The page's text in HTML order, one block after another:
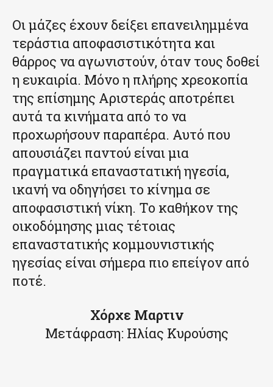
Οι μάζες έχουν δείξει επανειλημμένα
τεράστια αποφασιστικότητα και
θάρρος να αγωνιστούν, όταν τους δοθεί
η ευκαιρία. Μόνο η πλήρης χρεοκοπία
της επίσημης Αριστεράς αποτρέπει
αυτά τα κινήματα από το να
προχωρήσουν παραπέρα. Αυτό που
απουσιάζει παντού είναι μια
πραγματικά επαναστατική ηγεσία,
ικανή να οδηγήσει το κίνημα σε
αποφασιστική νίκη. Το καθήκον της
οικοδόμησης μιας τέτοιας
επαναστατικής κομμουνιστικής
ηγεσίας είναι σήμερα πιο επείγον από
ποτέ.
Χόρχε Μαρτιν
Μετάφραση: Ηλίας Κυρούσης